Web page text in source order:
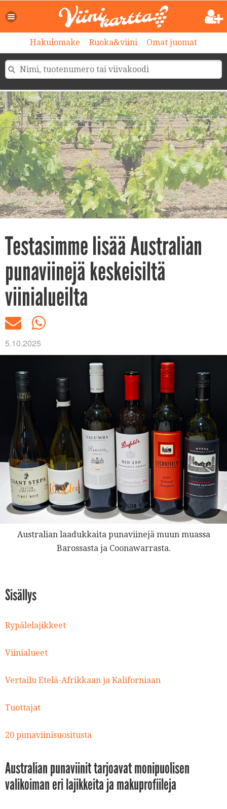
Hakulomake Ruoka&viini Omat juomat
Testasimme lisää Australian
punaviinejä keskeisiltä
viinialueilta
5.10.2025
Australian laadukkaita punaviinejä muun muassa
Barossasta ja Coonawarrasta.
Sisällys
Rypälelajikkeet
Viinialueet
Vertailu Etelä-Afrikkaan ja Kaliforniaan
Tuottajat
20 punaviinisuositusta
Australian punaviinit tarjoavat monipuolisen
valikoiman eri lajikkeita ja makuprofiileja